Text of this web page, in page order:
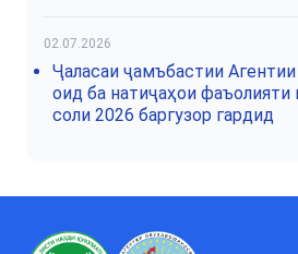
02.07.2026
Ҷаласаи ҷамъбастии
оид ба натиҷаҳои фаъолияти
соли 2026 баргузор гардид